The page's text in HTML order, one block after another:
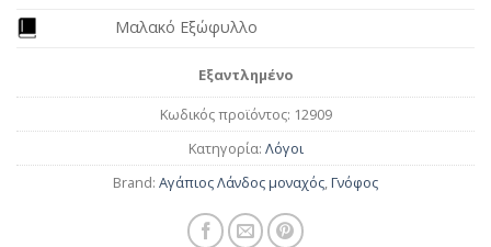
Μαλακό Εξώφυλλο
Εξαντλημένο
Κωδικός προϊόντος: 12909
Κατηγορία: Λόγοι
Brand: Αγάπιος Λάνδος μοναχός,Γνόφος